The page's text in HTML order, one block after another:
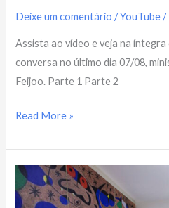
Deixe um comentário /YouTube/
Assista ao vídeo e veja na
conversa no último dia 07/08,
Feijoo. Parte 1 Parte 2
Read More »
Ansiedade